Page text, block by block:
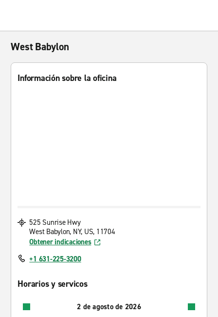
West Babylon
Información sobre la oficina
525 Sunrise Hwy
West Babylon, NY, US, 11704
Obtener indicaciones
+1 631-225-3200
Horarios y servicos
2 de agosto de 2026